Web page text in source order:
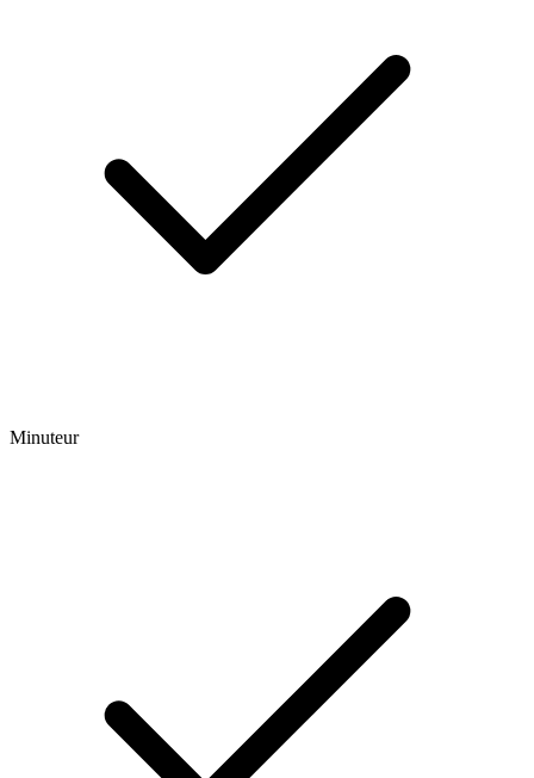
Minuteur